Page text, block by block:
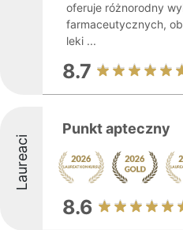
oferuje różnorodny
farmaceutycznych,
leki ...
8.7
Laureaci
Punkt apteczny
8.6